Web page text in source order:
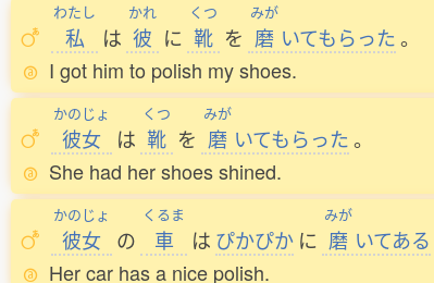
わたし
私 は
かれ
彼 に
くつ
靴 を
みが
磨 いてもらった。
I got him to polish my shoes.
かのじょ
彼女 は
くつ
靴 を
みが
磨 いてもらった。
She had her shoes shined.
かのじょ
彼女 の
くるま
車 は ぴかぴか に
みが
磨 いてある
Her car has a nice polish.